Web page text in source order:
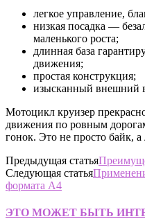
легкое управление,
низкая посадка —
маленького роста;
длинная база
движения;
простая конструкция;
изысканный внешний
Мотоцикл круизер
движения по ровным
гонок. Это не просто байк,
Предыдущая статья
Следующая статья
формата А4
ЭТО МОЖЕТ БЫТЬ